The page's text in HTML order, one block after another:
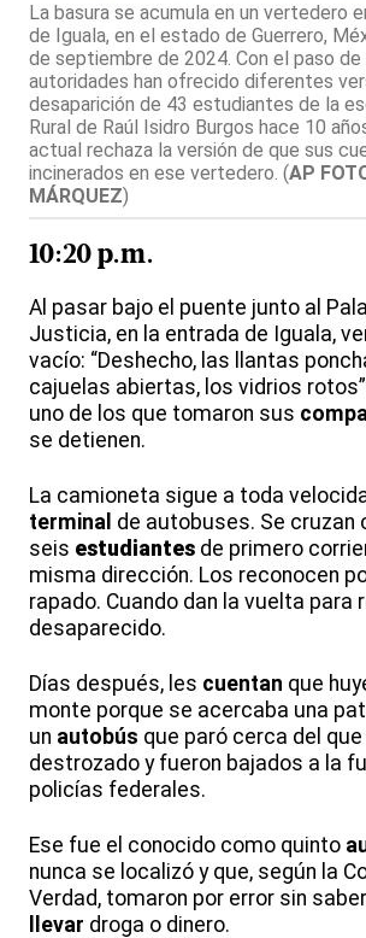
La basura se acumula en un vertedero
de Iguala, en el estado de Guerrero,
de septiembre de 2024. Con el paso de
autoridades han ofrecido diferentes
desaparición de 43 estudiantes de la
Rural de Raúl Isidro Burgos hace 10
actual rechaza la versión de que sus
incinerados en ese vertedero. (AP
MÁRQUEZ)
10:20 p.m.
Al pasar bajo el puente junto al
Justicia, en la entrada de Iguala,
vacío: “Deshecho, las llantas
cajuelas abiertas, los vidrios
uno de los que tomaron sus
se detienen.
La camioneta sigue a toda
terminal de autobuses. Se cruzan
seis estudiantes de primero
misma dirección. Los reconocen
rapado. Cuando dan la vuelta para
desaparecido.
Días después, les cuentan que
monte porque se acercaba una
un autobús que paró cerca del que
destrozado y fueron bajados a la
policías federales.
Ese fue el conocido como quinto
nunca se localizó y que, según la
Verdad, tomaron por error sin
llevar droga o dinero.